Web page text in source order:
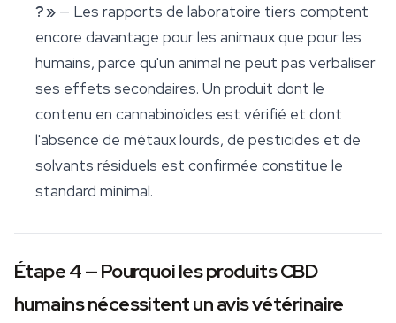
? » — Les rapports de laboratoire tiers comptent
encore davantage pour les animaux que pour les
humains, parce qu'un animal ne peut pas verbaliser
ses effets secondaires. Un produit dont le
contenu en cannabinoïdes est vérifié et dont
l'absence de métaux lourds, de pesticides et de
solvants résiduels est confirmée constitue le
standard minimal.
Étape 4 — Pourquoi les produits CBD
humains nécessitent un avis vétérinaire